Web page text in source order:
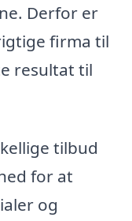
Derfor er
firma til
resultat til
tilbud
for at
og